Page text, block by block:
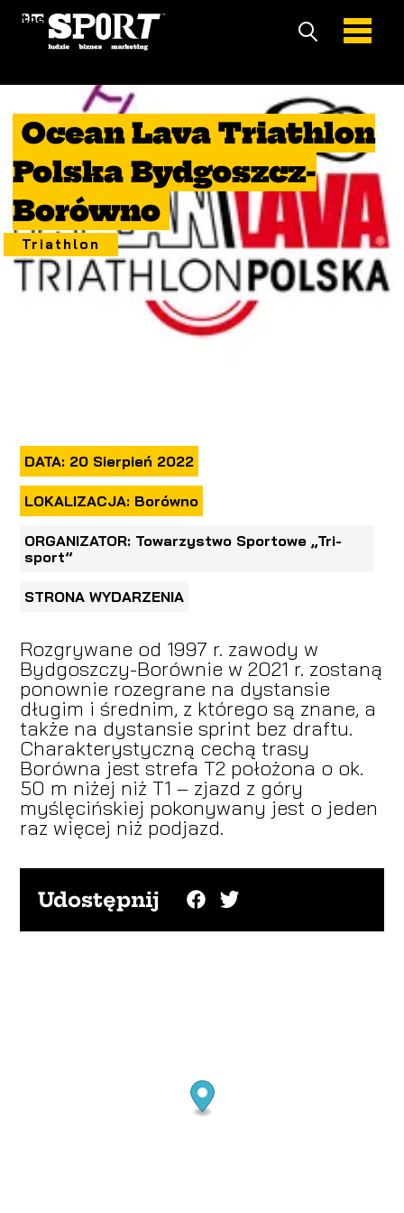
Ocean Lava Triathlon
Polska Bydgoszcz-
Borówno
Triathlon
DATA: 20 Sierpień 2022
LOKALIZACJA: Borówno
ORGANIZATOR: Towarzystwo Sportowe „Tri-
sport”
STRONA WYDARZENIA
Rozgrywane od 1997 r. zawody w
Bydgoszczy-Borównie w 2021 r. zostaną
ponownie rozegrane na dystansie
długim i średnim, z którego są znane, a
także na dystansie sprint bez draftu.
Charakterystyczną cechą trasy
Borówna jest strefa T2 położona o ok.
50 m niżej niż T1 – zjazd z góry
myślęcińskiej pokonywany jest o jeden
raz więcej niż podjazd.
Udostępnij